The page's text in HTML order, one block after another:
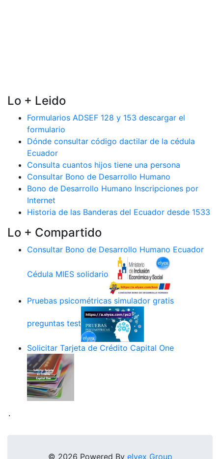
Lo + Leido
Formularios ADSEF 128 y 153 descargar el
formulario
Dónde consultar código dactilar de la cédula
Ecuador
Consulta cuantos hijos tiene una persona
Consultar Bono de Desarrollo Humano
Bono de Desarrollo Humano Inscripciones por
Internet
Historia de las Banderas del Ecuador desde 1533
Lo + Compartido
Consultar Bono de Desarrollo Humano Ecuador
Cédula MIES solidario
Pruebas psicométricas simulador gratis
preguntas test
Solicitar Tarjeta de Crédito Capital One
.
© 2026 Powered By elyex Group